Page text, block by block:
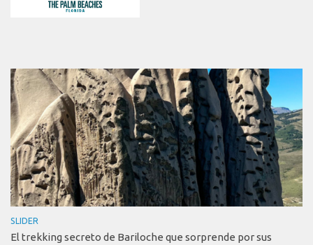
SLIDER
El trekking secreto de Bariloche que sorprende por sus